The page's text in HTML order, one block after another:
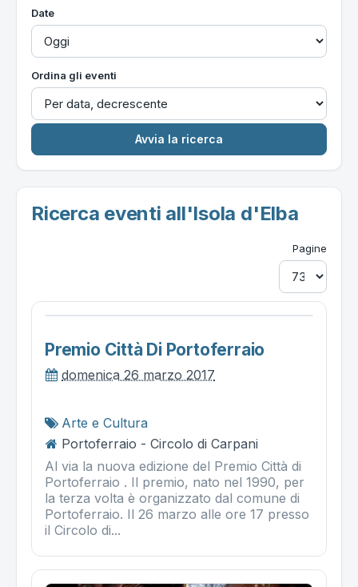
Date
Ordina gli eventi
Ricerca eventi all'Isola d'Elba
Pagine
Premio Città Di Portoferraio
domenica 26 marzo 2017
Arte e Cultura
Portoferraio - Circolo di Carpani
Al via la nuova edizione del Premio Città di
Portoferraio . Il premio, nato nel 1990, per
la terza volta è organizzato dal comune di
Portoferraio. Il 26 marzo alle ore 17 presso
il Circolo di...